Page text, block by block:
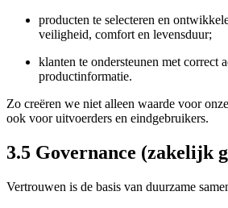
producten te selecteren en
veiligheid, comfort en levensduur;
klanten te ondersteunen met correct
productinformatie.
Zo creëren we niet alleen waarde voor
ook voor uitvoerders en eindgebruikers.
3.5 Governance (zakelijk
Vertrouwen is de basis van duurzame